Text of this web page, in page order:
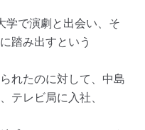
学で演劇と出会い、そ
踏み出すという
れたのに対して、中島
テレビ局に入社、